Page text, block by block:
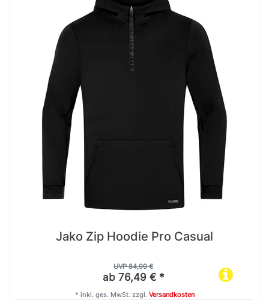
Jako Zip Hoodie Pro Casual
UVP 84,99 €
ab 76,49 € *
* inkl. ges. MwSt.zzgl. Versandkosten